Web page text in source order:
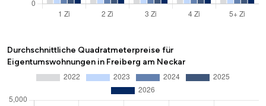
Durchschnittliche Quadratmeterpreise für
Eigentumswohnungen in Freiberg am Neckar